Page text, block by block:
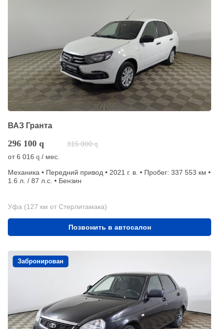
ВАЗ Гранта
296 100 q 315 000 q
от6 016 q / мес.
Механика • Передний привод • 2021 г. в. • Пробег: 337 553 км •
1.6 л. / 87 л.с. • Бензин
Уфа (127 км от Стерлитамака)
Позвонить в автосалон
Забронирован